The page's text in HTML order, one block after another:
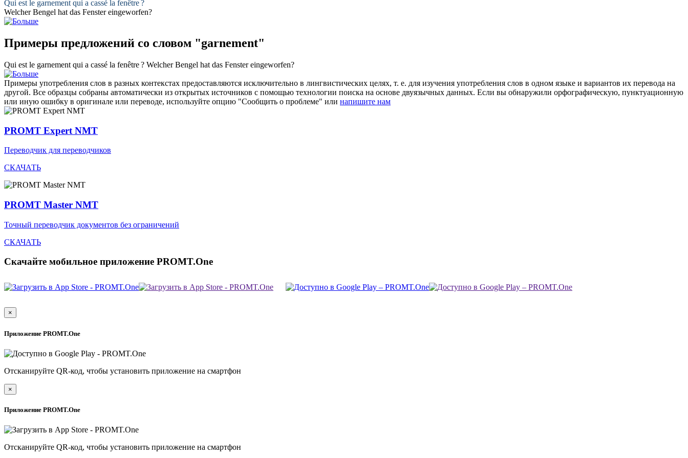
Qui est le garnement qui a cassé la fenêtre ?
WelcherBengel hat das Fenster eingeworfen?
Примеры предложений со словом "garnement"
Qui est le garnement qui a cassé la fenêtre ? WelcherBengel hat das Fenster eingeworfen?
Примеры употребления слов в разных контекстах предоставляются исключительно в лингвистических целях, т. е. для изучения употребления слов в одном языке и вариантов их перевода на
другой. Все образцы собраны автоматически из открытых источников с помощью технологии поиска на основе двуязычных данных. Если вы обнаружили орфографическую, пунктуационную
или иную ошибку в оригинале или переводе, используйте опцию "Сообщить о проблеме" или напишите нам
PROMT Expert NMT
Переводчик для переводчиков
СКАЧАТЬ
PROMT Master NMT
Точный переводчик документов без ограничений
СКАЧАТЬ
Скачайте мобильное приложение PROMT.One
×
Приложение PROMT.One
Отсканируйте QR-код, чтобы установить приложение на смартфон
×
Приложение PROMT.One
Отсканируйте QR-код, чтобы установить приложение на смартфон